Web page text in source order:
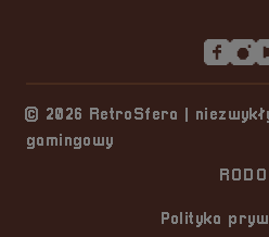
© 2026 RetroSfera |
gamingowy
RODO
Polityka